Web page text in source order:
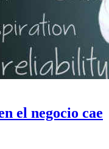
el negocio cae